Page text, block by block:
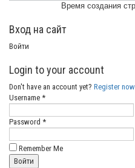
Время создания
Вход на сайт
Войти
Login to your account
Don't have an account yet? Register
Username *
Password *
Remember Me